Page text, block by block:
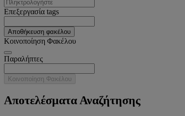
Επεξεργασία tags
Αποθήκευση φακέλου
Κοινοποίηση Φακέλου
Παραλήπτες
Κοινοποίηση Φακέλου
Αποτελέσματα Αναζήτησης